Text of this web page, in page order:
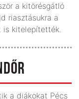
a kitörésgátló
riasztásukra a
is kitelepítették.
a diákokat Pécs